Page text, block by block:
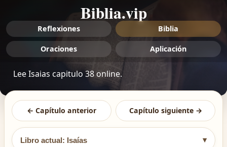
Biblia.vip
Reflexiones Biblia
Oraciones Aplicación
Lee Isaias capitulo 38 online.
← Capítulo anterior Capítulo siguiente →
Libro actual: Isaías ▾